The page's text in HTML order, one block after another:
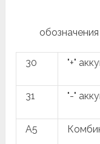
30 "+"
31 "-"
A5